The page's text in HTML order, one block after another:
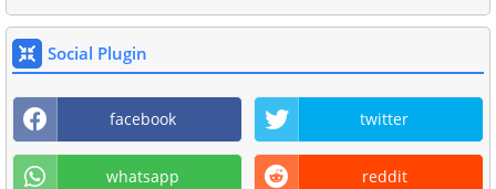
Social Plugin
facebook twitter
whatsapp reddit